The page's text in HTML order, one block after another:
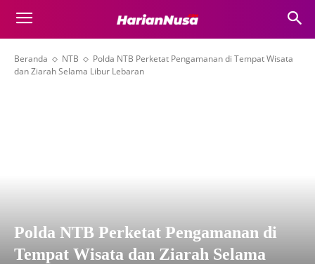
Beranda NTB
Polda NTB Perketat Pengamanan di Tempat Wisata
dan Ziarah Selama Libur Lebaran
Polda NTB Perketat Pengamanan di
Tempat Wisata dan Ziarah Selama